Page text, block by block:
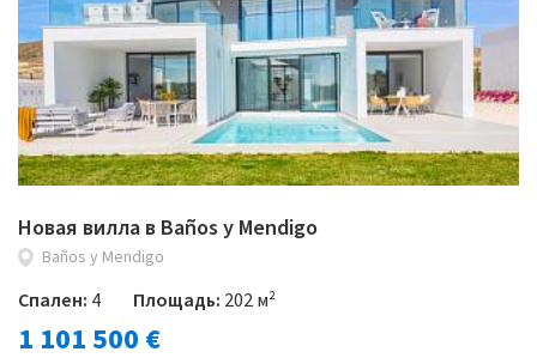
Новая вилла в Baños y Mendigo
Baños y Mendigo
Спален: 4 Площадь: 202 м²
1 101 500 €